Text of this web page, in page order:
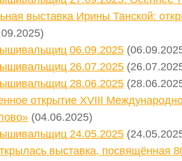
выставка Ирины Танской:
06.09.2025
26.07.2025
28.06.2025
открытие XVIII
(04.06.2025)
24.05.2025
выставка, посвящённая